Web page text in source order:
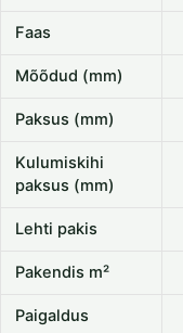
Faas
Mõõdud (mm)
Paksus (mm)
Kulumiskihi
paksus (mm)
Lehti pakis
Pakendis m²
Paigaldus